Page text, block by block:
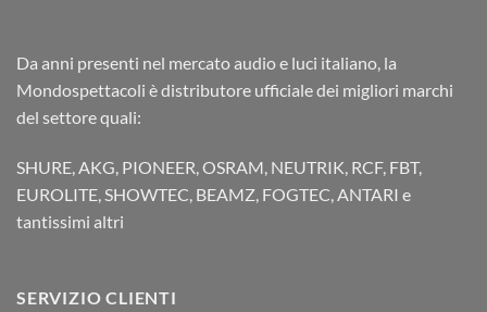
Da anni presenti nel mercato audio e luci italiano, la
Mondospettacoli è distributore ufficiale dei migliori marchi
del settore quali:
SHURE, AKG, PIONEER, OSRAM, NEUTRIK, RCF, FBT,
EUROLITE, SHOWTEC, BEAMZ, FOGTEC, ANTARI e
tantissimi altri
SERVIZIO CLIENTI